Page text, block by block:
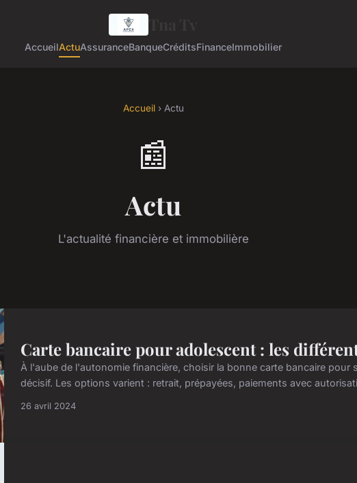
AccueilActuAssuranceBanqueCréditsFinanceImmobilier
Accueil› Actu
📰
Actu
L'actualité financière et immobilière
Carte bancaire pour adolescent : les
À l'aube de l'autonomie financière, choisir la bonne carte bancaire pour
décisif. Les options varient : retrait, prépayées, paiements avec
26 avril 2024